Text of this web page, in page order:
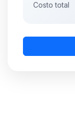
Costo total